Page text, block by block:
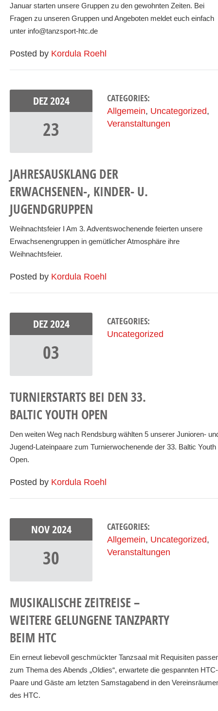
Januar starten unsere Gruppen zu den gewohnten Zeiten. Bei
Fragen zu unseren Gruppen und Angeboten meldet euch einfach
unter info@tanzsport-htc.de
Posted by Kordula Roehl
DEZ2024
23
CATEGORIES:
Allgemein, Uncategorized,
Veranstaltungen
JAHRESAUSKLANG DER
ERWACHSENEN-, KINDER- U.
JUGENDGRUPPEN
Weihnachtsfeier I Am 3. Adventswochenende feierten unsere
Erwachsenengruppen in gemütlicher Atmosphäre ihre
Weihnachtsfeier.
Posted by Kordula Roehl
DEZ2024
03
CATEGORIES:
Uncategorized
TURNIERSTARTS BEI DEN 33.
BALTIC YOUTH OPEN
Den weiten Weg nach Rendsburg wählten 5 unserer Junioren-
Jugend-Lateinpaare zum Turnierwochenende der 33. Baltic Youth
Open.
Posted by Kordula Roehl
NOV2024
30
CATEGORIES:
Allgemein, Uncategorized,
Veranstaltungen
MUSIKALISCHE ZEITREISE –
WEITERE GELUNGENE TANZPARTY
BEIM HTC
Ein erneut liebevoll geschmückter Tanzsaal mit Requisiten
zum Thema des Abends „Oldies“, erwartete die gespannten HTC-
Paare und Gäste am letzten Samstagabend in den
des HTC.